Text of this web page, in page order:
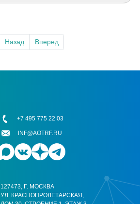
Назад Вперед
127473, Г. МОСКВА
УЛ. КРАСНОПРОЛЕТАРСКАЯ,
+7 495 775 22 03
INF@AOTRF.RU